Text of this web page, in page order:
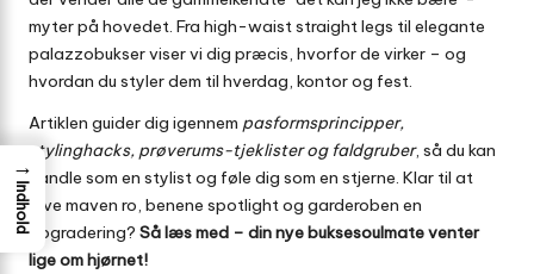
myter på hovedet. Fra high-waist straight legs til elegante
palazzobukser viser vi dig præcis, hvorfor de virker – og
hvordan du styler dem til hverdag, kontor og fest.
Artiklen guider dig igennem pasformsprincipper,
stylinghacks, prøverums-tjeklister og faldgruber, så du kan
handle som en stylist og føle dig som en stjerne. Klar til at
give maven ro, benene spotlight og garderoben en
opgradering? Så læs med – din nye buksesoulmate venter
lige om hjørnet!
→
Indhold